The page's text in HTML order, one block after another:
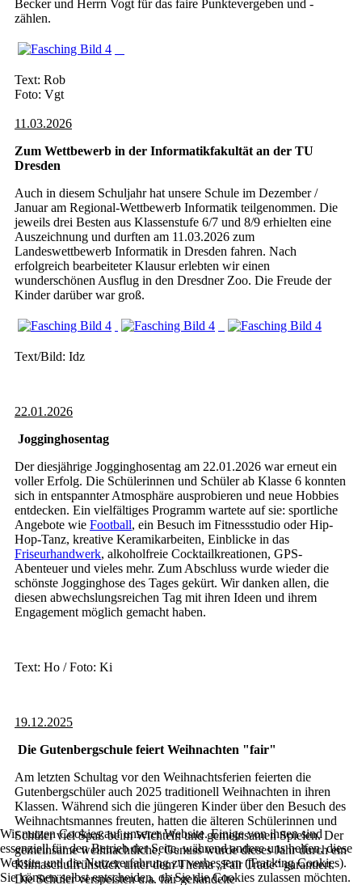
Becker und Herrn Vogt für das faire Punktevergeben und -
zählen.
Text: Rob
Foto: Vgt
11.03.2026
Zum Wettbewerb in der Informatikfakultät an der TU
Dresden
Auch in diesem Schuljahr hat unsere Schule im Dezember /
Januar am Regional-Wettbewerb Informatik teilgenommen. Die
jeweils drei Besten aus Klassenstufe 6/7 und 8/9 erhielten eine
Auszeichnung und durften am 11.03.2026 zum
Landeswettbewerb Informatik in Dresden fahren. Nach
erfolgreich bearbeiteter Klausur erlebten wir einen
wunderschönen Ausflug in den Dresdner Zoo. Die Freude der
Kinder darüber war groß.
Text/Bild: Idz
22.01.2026
Jogginghosentag
Der diesjährige Jogginghosentag am 22.01.2026 war erneut ein
voller Erfolg. Die Schülerinnen und Schüler ab Klasse 6 konnten
sich in entspannter Atmosphäre ausprobieren und neue Hobbies
entdecken. Ein vielfältiges Programm wartete auf sie: sportliche
Angebote wie Football, ein Besuch im Fitnessstudio oder Hip-
Hop-Tanz, kreative Keramikarbeiten, Einblicke in das
Friseurhandwerk, alkoholfreie Cocktailkreationen, GPS-
Abenteuer und vieles mehr. Zum Abschluss wurde wieder die
schönste Jogginghose des Tages gekürt. Wir danken allen, die
diesen abwechslungsreichen Tag mit ihren Ideen und ihrem
Engagement möglich gemacht haben.
Text: Ho / Foto: Ki
19.12.2025
Die Gutenbergschule feiert Weihnachten "fair"
Am letzten Schultag vor den Weihnachtsferien feierten die
Gutenbergschüler auch 2025 traditionell Weihnachten in ihren
Klassen. Während sich die jüngeren Kinder über den Besuch des
Weihnachtsmannes freuten, hatten die älteren Schülerinnen und
Schüler viel Spaß beim Wichteln und gemeinsamen Spielen. Der
gemeinsame weihnachtliche, Genuss wurde dieses Jahr durch ein
Klimaschulfrühstück unter dem Thema „Fair Trade“ garantiert.
Die Schüler verspeisten u.a. fair gehandelte
Wir nutzen Cookies auf unserer Website. Einige von ihnen sind
essenziell für den Betrieb der Seite, während andere uns helfen, diese
Website und die Nutzererfahrung zu verbessern (Tracking Cookies).
Sie können selbst entscheiden, ob Sie die Cookies zulassen möchten.